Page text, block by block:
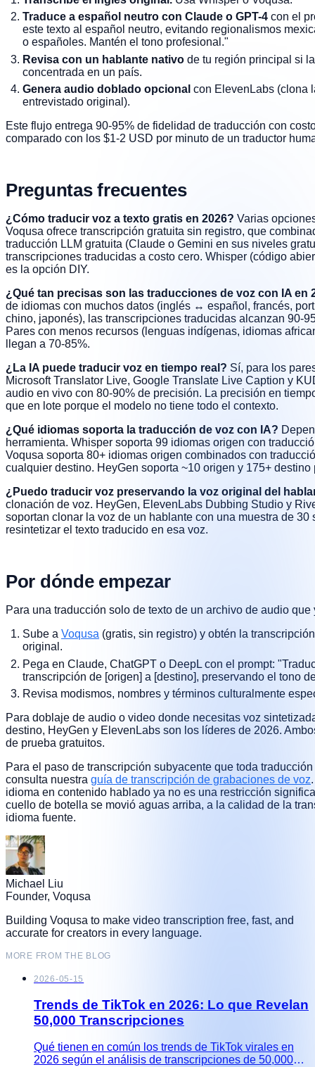
Traduce a español neutro con Claude o GPT-4 con el
este texto al español neutro, evitando regionalismos
o españoles. Mantén el tono profesional."
Revisa con un hablante nativo de tu región principal si
concentrada en un país.
Genera audio doblado opcional con ElevenLabs (clona
entrevistado original).
Este flujo entrega 90-95% de fidelidad de traducción con
comparado con los $1-2 USD por minuto de un traductor
Preguntas frecuentes
¿Cómo traducir voz a texto gratis en 2026? Varias
Voqusa ofrece transcripción gratuita sin registro, que
traducción LLM gratuita (Claude o Gemini en sus niveles
transcripciones traducidas a costo cero. Whisper (código
es la opción DIY.
¿Qué tan precisas son las traducciones de voz con IA en
de idiomas con muchos datos (inglés ↔ español, francés,
chino, japonés), las transcripciones traducidas alcanzan 90-
Pares con menos recursos (lenguas indígenas, idiomas
llegan a 70-85%.
¿La IA puede traducir voz en tiempo real? Sí, para los
Microsoft Translator Live, Google Translate Live Caption y
audio en vivo con 80-90% de precisión. La precisión en
que en lote porque el modelo no tiene todo el contexto.
¿Qué idiomas soporta la traducción de voz con IA?
herramienta. Whisper soporta 99 idiomas origen con
Voqusa soporta 80+ idiomas origen combinados con
cualquier destino. HeyGen soporta ~10 origen y 175+ destino
¿Puedo traducir voz preservando la voz original del
clonación de voz. HeyGen, ElevenLabs Dubbing Studio y
soportan clonar la voz de un hablante con una muestra de 30
resintetizar el texto traducido en esa voz.
Por dónde empezar
Para una traducción solo de texto de un archivo de audio que
Sube a Voqusa (gratis, sin registro) y obtén la
original.
Pega en Claude, ChatGPT o DeepL con el prompt:
transcripción de [origen] a [destino], preservando el tono
Revisa modismos, nombres y términos culturalmente
Para doblaje de audio o video donde necesitas voz
destino, HeyGen y ElevenLabs son los líderes de 2026.
de prueba gratuitos.
Para el paso de transcripción subyacente que toda
consulta nuestra guía de transcripción de grabaciones de voz
idioma en contenido hablado ya no es una restricción
cuello de botella se movió aguas arriba, a la calidad de la
idioma fuente.
Michael Liu
Founder, Voqusa
Building Voqusa to make video transcription free, fast, and
accurate for creators in every language.
MORE FROM THE BLOG
2026-05-15
Trends de TikTok en 2026: Lo que Revelan
50,000 Transcripciones
Qué tienen en común los trends de TikTok virales en
2026 según el análisis de transcripciones de 50,000+